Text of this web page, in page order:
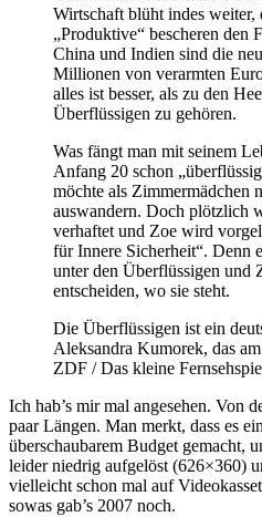
Wirtschaft blüht indes weiter,
„Produktive“ bescheren den
China und Indien sind die
Millionen von verarmten
alles ist besser, als zu den
Überflüssigen zu gehören.
Was fängt man mit seinem
Anfang 20 schon
möchte als Zimmermädchen
auswandern. Doch plötzlich
verhaftet und Zoe wird
für Innere Sicherheit“. Denn
unter den Überflüssigen und
entscheiden, wo sie steht.
Die Überflüssigen ist ein
Aleksandra Kumorek, das
ZDF / Das kleine
Ich hab’s mir mal angesehen. Von
paar Längen. Man merkt, dass es
überschaubarem Budget gemacht,
leider niedrig aufgelöst (626×360)
vielleicht schon mal auf
sowas gab’s 2007 noch.